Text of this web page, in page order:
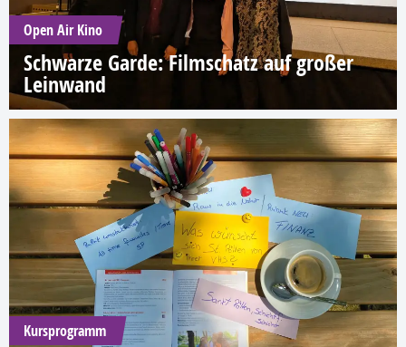
Open Air Kino
Schwarze Garde: Filmschatz auf großer
Leinwand
Kursprogramm